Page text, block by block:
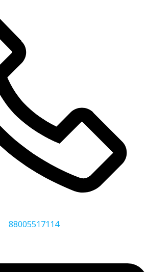
88005517114